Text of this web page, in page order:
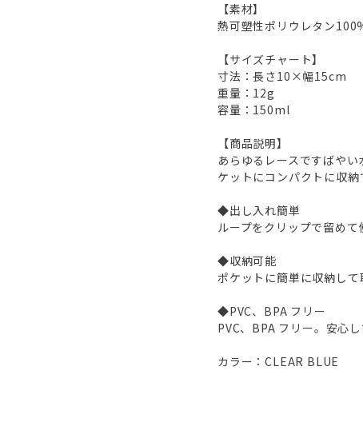
【素材】
熱可塑性ポリウレタン
【サイズチャート】
寸法：長さ10×幅15cm
重量：12g
容量：150ml
【商品説明】
あらゆるレースですばや
ケットにコンパクトに収
◆出し入れ簡単
ループをクリップで留めて
◆収納可能
ポケットに簡単に収納して
◆PVC、BPA フリー
PVC、BPA フリー。安心
カラー：CLEAR BLUE